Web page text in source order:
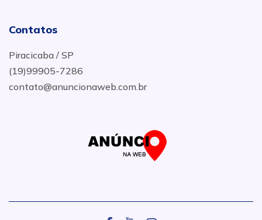
Contatos
Piracicaba / SP
(19)99905-7286
contato@anuncionaweb.com.br